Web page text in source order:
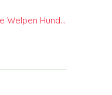
Welpen Hund...